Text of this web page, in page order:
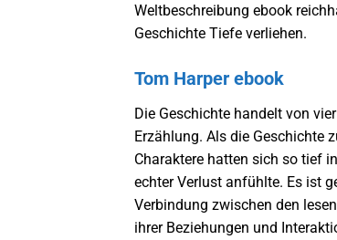
Weltbeschreibung ebook
Geschichte Tiefe verliehen.
Tom Harper ebook
Die Geschichte handelt von
Erzählung. Als die Geschichte
Charaktere hatten sich so tief
echter Verlust anfühlte. Es ist
Verbindung zwischen den
ihrer Beziehungen und